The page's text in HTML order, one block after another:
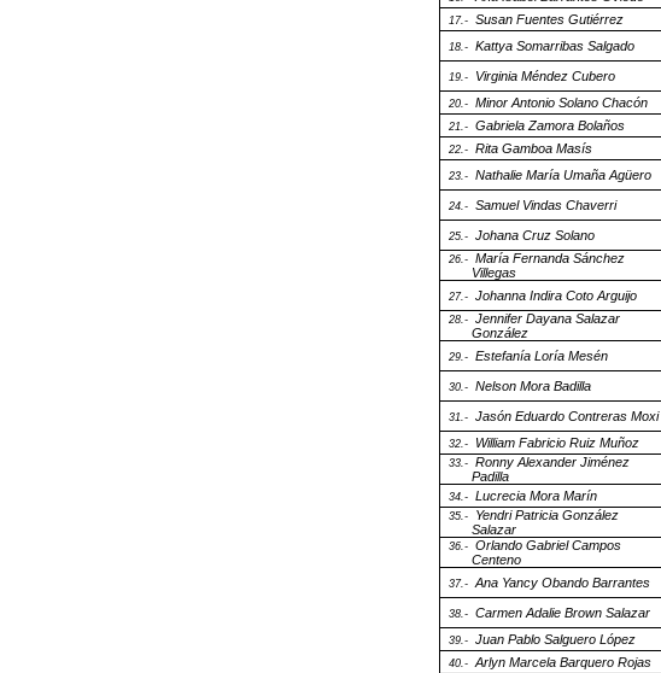
17.- Susan Fuentes Gutiérrez
18.- Kattya Somarribas Salgado
19.- Virginia Méndez Cubero
20.- Minor Antonio Solano Chacón
21.- Gabriela Zamora Bolaños
22.- Rita Gamboa Masís
23.- Nathalie María Umaña Agüero
24.- Samuel Vindas Chaverri
25.- Johana Cruz Solano
26.-
María Fernanda Sánchez
Villegas
27.- Johanna Indira Coto Arguijo
28.-
Jennifer Dayana Salazar
González
29.- Estefanía Loría Mesén
30.- Nelson Mora Badilla
31.- Jasón Eduardo Contreras Moxi
32.- William Fabricio Ruiz Muñoz
33.-
Ronny Alexander Jiménez
Padilla
34.- Lucrecia Mora Marín
35.-
Yendri Patricia González
Salazar
36.-
Orlando Gabriel Campos
Centeno
37.- Ana Yancy Obando Barrantes
38.- Carmen Adalie Brown Salazar
39.- Juan Pablo Salguero López
40.- Arlyn Marcela Barquero Rojas